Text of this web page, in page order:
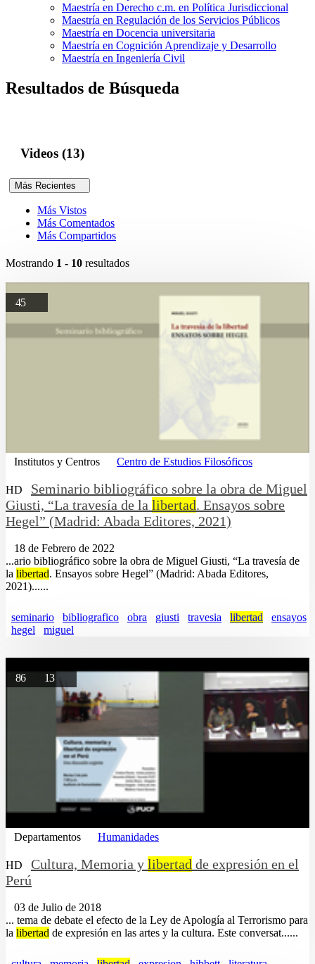
Maestría en Derecho c.m. en Política Jurisdiccional
Maestría en Regulación de los Servicios Públicos
Maestría en Docencia universitaria
Maestría en Cognición Aprendizaje y Desarrollo
Maestría en Ingeniería Civil
Resultados de Búsqueda
Videos (13)
Más Recientes
Más Vistos
Más Comentados
Más Compartidos
Mostrando 1 - 10 resultados
45
Institutos y Centros Centro de Estudios Filosóficos
HD
Seminario bibliográfico sobre la obra de Miguel
Giusti, “La travesía de la libertad. Ensayos sobre
Hegel” (Madrid: Abada Editores, 2021)
18 de Febrero de 2022
...ario bibliográfico sobre la obra de Miguel Giusti, “La travesía de
la libertad. Ensayos sobre Hegel” (Madrid: Abada Editores,
2021)......
seminario bibliografico obra giusti travesia libertad
ensayos
hegel
miguel
86 13
Departamentos Humanidades
HD Cultura, Memoria y libertad de expresión en el
Perú
03 de Julio de 2018
... tema de debate el efecto de la Ley de Apología al Terrorismo para
la libertad de expresión en las artes y la cultura. Este conversat......